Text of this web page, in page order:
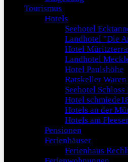
Tourismus
Hotels
Seehotel
Landhotel "Die
Hotel
Landhotel
Hotel Paulshöhe
Ratskeller
Seehotel
Hotel
Hotels an der
Hotels am
Pensionen
Ferienhäuser
Ferienhaus